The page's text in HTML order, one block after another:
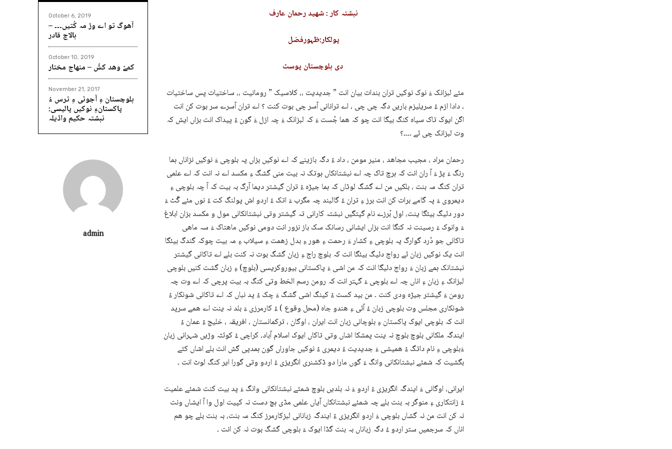
October 6, 2019
آھوگ تو اے وڑ مہ کُتیں۔۔۔ –
بالاچ قادر
October 10, 2019
کمےّ وھد کشّ – منھاج مختار
November 21, 2017
بلوچستان ءِ آجوئی ءِ ترس ءُ
پاکستانءِ نوکیں پالیسی:
نبشتہ حکیم واڈیلہ
admin
نبشتہ کار : شھید رحمان عارف
پولکار:ظہورفضل
دی بلوچستان پوسٹ
مئے لبزانک ءَ نوک نوکیں تران بندات بیان انت ” جدیدیت ،، کلاسیک ” رومانیت ،، ساختیات پس ساختیات
، دادا ازم ءُ سریلیزم باریں دگہ چی چی ، اے ترانانی آسر چی بوت کنت ؟ اے تران آسرے سر بوت کن انت
اگن ایوک تاک سیاہ کنگ بیگا انت چو کہ ھما جُست ءَ کہ لبزانک ءَ چہ ازل ءَ گون ءُ پیداک انت بزاں ایش کہ
وت لبزانک چی ئے ۔۔۔۔؟
رحمان مراد ، مجیب مجاھد ، منیر مومن ، داد ءُ دگہ بازینے کہ اے نوکیں بزاں پہ بلوچی ءَ نوکیں نزاناں ہما
رنگ ءَ پڑ ءَ آ ران انت کہ ہرچ تاک چہ اے نبشتانکاں ہوتک نہ بیت منی گشگ ءِ مکسد اے نہ انت کہ اے علمی
تران کنگ مہ بنت ، بلکیں من اے گشگ لوٹاں کہ ہما جیڑہ ءُ تران گیشتر دیما آرگ بہ بیت کہ آ چہ بلوچی ءِ
دیمروی ءَ پہ گامے برات کن انت برز ءِ تران ءُ گالبند چہ مگرب ءَ اتک ءُ اردو اش پولنگ کت ءُ نوں مئے گُٹ ءَ
دور دئیگ بیئگا ینت، اول بُرزے نام گپتگیں نبشتہ کارانی تہ گیشتر وتی نبشتانکانی مول و مکسد بزان ابلاغ
ءَ وانوک ءَ رسینت نہ کنگا انت بزاں ایشانی رسانک سک باز نزور انت دومی نوکیں ماھتاک ءَ سہ ماھی
تاکانی جو دْرد گوارگ پہ بلوچی ءِ کشار ءَ رحمت ءِ ھور ءِ بدل زھمت ءِ سیلاب ءِ مہ بیت چوکہ گندگ بیئگا
انت یک نوکیں زبان ئے رواج دئیگ بیئگا انت کہ بلوچ راج ءِ زبان گشگ بوت نہ کنت بلے اے تاکانی گیشتر
نبشتانک ہمے زبان ءَ رواج دئیگا انت کہ من اشی ءَ پاکستانی بیوروکریسی (بلوچ) ءِ زبان گشت کنیں بلوچی
لبزانک ءِ زبان ءِ اناں چہ اے بلوچی ءَ گہتر انت کہ رومن رسم الخط وتی کنگ بہ بیت پرچی کہ اے وت چہ
رومن ءَ گیشتر جیڑہ ودی کنت ۔ من بید کست ءُ کینگ اشی گشگ ءَ چک ءُ پد نباں کہ اے تاکانی شونکار ءُ
شونکاری مجلس وت بلوچی زبان ءُ آئی ءِ ھندو جاہ (محل وقوع ) ءُ کارمرزی ءَ بلد نہ ینت اے ھمے سرپد
انت کہ بلوچی ایوک پاکستان ءِ بلوچانی زبان انت ایران ، اوگان ، ترکمانستان ، افریقہ ، خلیج ءُ عمان ءُ
ایندگہ ملکانی بلوچ بلوچ نہ ینت پمشکا اشاں وتی تاکاں ایوک اسلام آباد، کراچی ءُ کوئٹہ وڑیں شہرانی زبان
ءَبلوچی ءِ نام داتگ ءُ ھمیشی ءَ جدیدیت ءُ دیمری ءُ نوکیں جاوراں گون ہمدپی گش انت بلے اشاں کئے
بگشیت کہ شمئے نبشتانکانی وانگ ءَ گوں مارا دو ڈکشنری انگریزی ءُ اردو وتی گورا ایر کنگ لوٹ انت ۔
ایرانی، اوگانی ءَ ایندگہ انگریزی ءُ اردو ءَ نہ بلدیں بلوچ شمئے نبشتانکانی وانگ ءَ پد بیت کنت شمئے علمیت
ءُ زانتکاری ءِ منوگر بہ بنت بلے چہ شمئے نبشتانکاں آیاں علمی مڈی ہچ دست نہ کپیت اول وا آ ایشاں ونت
نہ کن انت من نہ گشاں بلوچی ءَ اردو انگریزی ءُ ایندگہ زبانانی لبزکارمرز کنگ مہ بنت، بہ بنت بلے چو ھم
اناں کہ سرجمیں ستر اردو ءُ دگہ زباناں بہ بنت گڈا ایوک ءَ بلوچی گشگ بوت نہ کن انت ۔